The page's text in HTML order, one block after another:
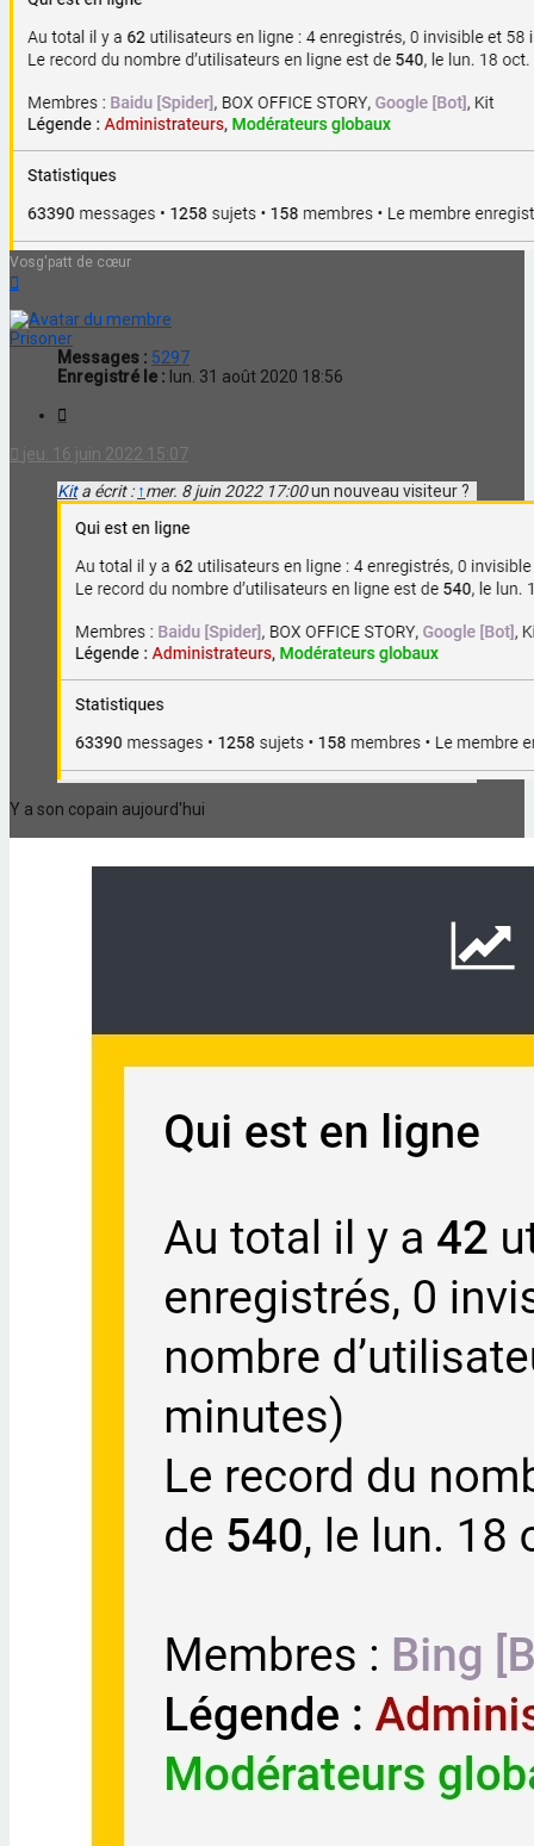
Vosg'patt de cœur
Prisoner
Messages : 5297
Enregistré le : lun. 31 août 2020 18:56
jeu. 16 juin 2022 15:07
Kita écrit : ↑mer. 8 juin 2022 17:00un nouveau visiteur ?
Y a son copain aujourd'hui